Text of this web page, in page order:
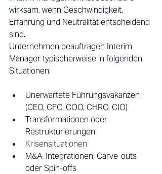
wirksam, wenn Geschwindigkeit,
Erfahrung und Neutralität entscheidend
sind.
Unternehmen beauftragen Interim
Manager typischerweise in folgenden
Situationen:
Unerwartete Führungsvakanzen
(CEO, CFO, COO, CHRO, CIO)
Transformationen oder
Restrukturierungen
Krisensituationen
M&A-Integrationen, Carve-outs
oder Spin-offs